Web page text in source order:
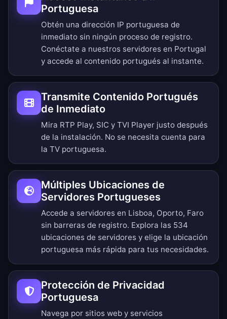
Portuguesa
Obtén una dirección IP portuguesa de
inmediato sin ningún proceso de registro.
Conéctate a nuestros servidores en Portugal
y accede al contenido portugués al instante.
Transmite Contenido Portugués
de Inmediato
Mira RTP Play, SIC y TVI Player justo después
de la instalación. No se necesita cuenta para
la TV portuguesa.
Múltiples Ubicaciones de
Servidores Portugueses
Accede a servidores en Lisboa, Oporto, Faro
sin barreras de registro. Explora las 534
ubicaciones de servidores y elige la ubicación
portuguesa más rápida para tus necesidades.
Protección de Privacidad
Portuguesa
Navega por sitios web y servicios